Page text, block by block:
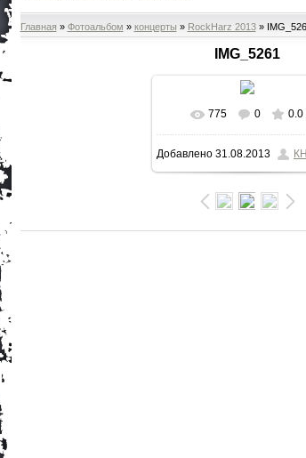
Главная » Фотоальбом » концерты » RockHarz 2013»
IMG_5261
В реальном
600x900/ 101.2Kb
775 0 0.0
Добавлено 31.08.2013